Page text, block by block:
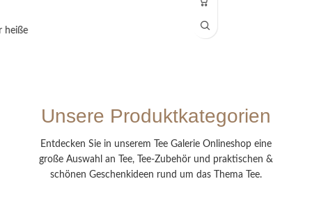
Unsere Produktkategorien
Entdecken Sie in unserem Tee Galerie Onlineshop eine
große Auswahl an Tee, Tee-Zubehör und praktischen &
schönen Geschenkideen rund um das Thema Tee.